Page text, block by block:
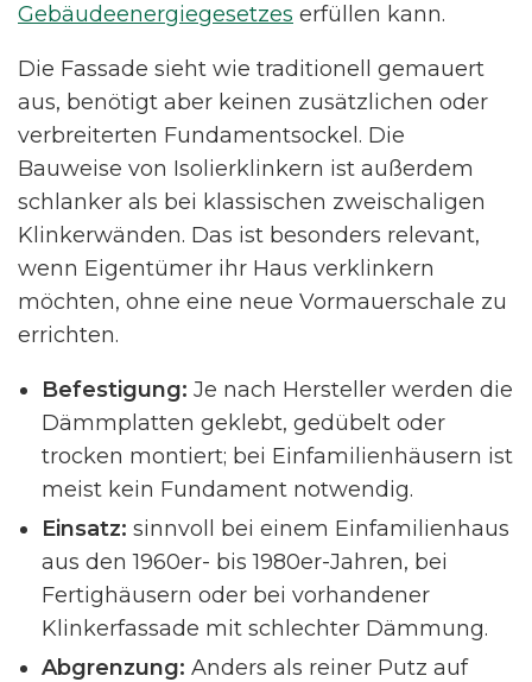
Gebäudeenergiegesetzes erfüllen kann.
Die Fassade sieht wie traditionell gemauert
aus, benötigt aber keinen zusätzlichen oder
verbreiterten Fundamentsockel. Die
Bauweise von Isolierklinkern ist außerdem
schlanker als bei klassischen zweischaligen
Klinkerwänden. Das ist besonders relevant,
wenn Eigentümer ihr Haus verklinkern
möchten, ohne eine neue Vormauerschale zu
errichten.
Befestigung: Je nach Hersteller werden die
Dämmplatten geklebt, gedübelt oder
trocken montiert; bei Einfamilienhäusern ist
meist kein Fundament notwendig.
Einsatz: sinnvoll bei einem Einfamilienhaus
aus den 1960er- bis 1980er-Jahren, bei
Fertighäusern oder bei vorhandener
Klinkerfassade mit schlechter Dämmung.
Abgrenzung: Anders als reiner Putz auf